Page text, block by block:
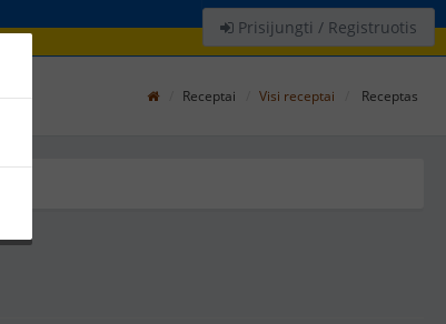
Prisijungti / Registruotis
Receptai Visi receptai Receptas